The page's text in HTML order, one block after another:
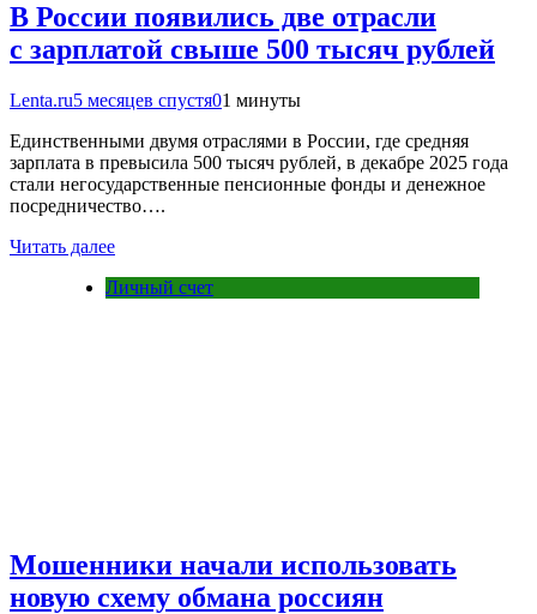
В России появились две отрасли
с зарплатой свыше 500 тысяч рублей
Lenta.ru5 месяцев спустя01 минуты
Единственными двумя отраслями в России, где средняя
зарплата в превысила 500 тысяч рублей, в декабре 2025 года
стали негосударственные пенсионные фонды и денежное
посредничество….
Читать далее
Личный счет
Мошенники начали использовать
новую схему обмана россиян